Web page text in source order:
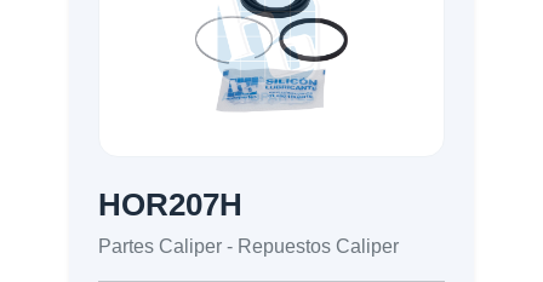
HOR207H
Partes Caliper - Repuestos Caliper